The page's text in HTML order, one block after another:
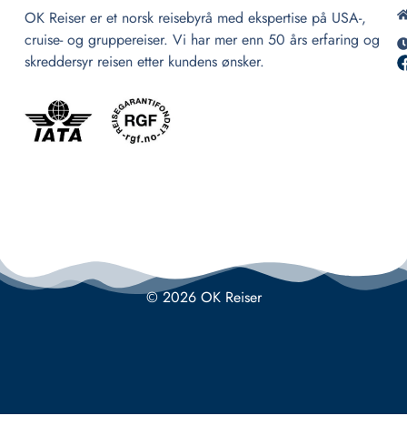
OK Reiser er et norsk reisebyrå med ekspertise på USA-,
cruise- og gruppereiser. Vi har mer enn 50 års erfaring og
skreddersyr reisen etter kundens ønsker.
© 2026 OK Reiser